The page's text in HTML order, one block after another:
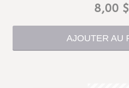
8,00 $
AJOUTER AU